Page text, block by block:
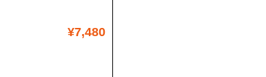
¥7,480